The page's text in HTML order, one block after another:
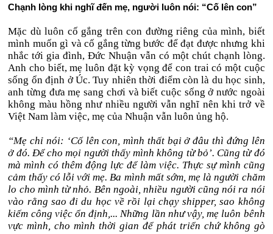
Chạnh lòng khi nghĩ đến mẹ, người luôn nói: “Cố lên con”
Mặc dù luôn cố gắng trên con đường riêng của mình, biết
mình muốn gì và cố gắng từng bước để đạt được nhưng khi
nhắc tới gia đình, Đức Nhuận vẫn có một chút chạnh lòng.
Anh cho biết, mẹ luôn đặt kỳ vọng để con trai có một cuộc
sống ổn định ở Úc. Tuy nhiên thời điểm còn là du học sinh,
anh từng đưa mẹ sang chơi và biết cuộc sống ở nước ngoài
không màu hồng như nhiều người vẫn nghĩ nên khi trở về
Việt Nam làm việc, mẹ của Nhuận vẫn luôn ủng hộ.
“Mẹ chỉ nói: ‘Cố lên con, mình thất bại ở đâu thì đứng lên
ở đó. Để cho mọi người thấy mình không từ bỏ’. Cũng từ đó
mà mình có thêm động lực để làm việc. Thực sự mình cũng
cảm thấy có lỗi với mẹ. Ba mình mất sớm, mẹ là người chăm
lo cho mình từ nhỏ. Bên ngoài, nhiều người cũng nói ra nói
vào rằng sao đi du học về rồi lại chạy shipper, sao không
kiếm công việc ổn định,... Những lần như vậy, mẹ luôn bênh
vực mình, cho mình thời gian để phát triển chứ không gò